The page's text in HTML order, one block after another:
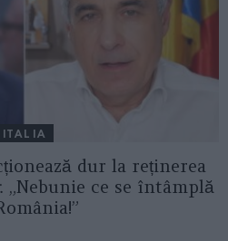
ITALIA
dur la reținerea
„Nebunie ce se întâmplă